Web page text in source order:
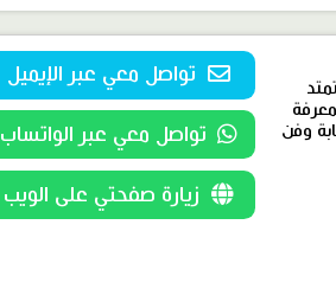
وفن
تواصل معي عبر الإيميل
تواصل معي عبر الواتساب
زيارة صفحتي على الويب